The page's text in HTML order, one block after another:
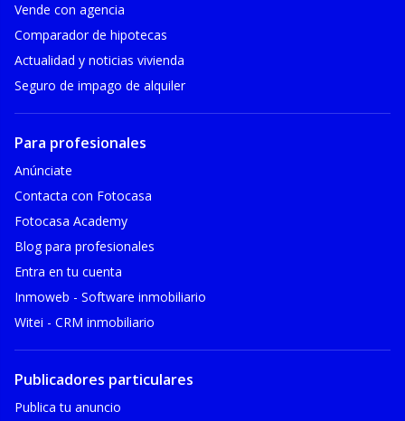
Vende con agencia
Comparador de hipotecas
Actualidad y noticias vivienda
Seguro de impago de alquiler
Para profesionales
Anúnciate
Contacta con Fotocasa
Fotocasa Academy
Blog para profesionales
Entra en tu cuenta
Inmoweb - Software inmobiliario
Witei - CRM inmobiliario
Publicadores particulares
Publica tu anuncio